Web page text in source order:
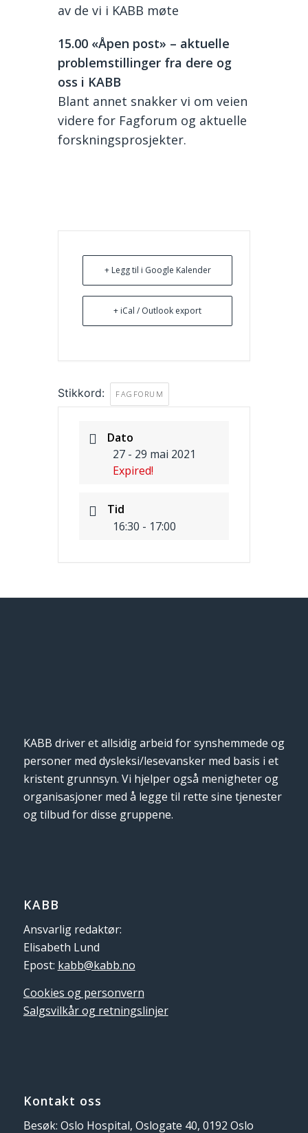
av de vi i KABB møte
15.00 «Åpen post» – aktuelle
problemstillinger fra dere og
oss i KABB
Blant annet snakker vi om veien
videre for Fagforum og aktuelle
forskningsprosjekter.
+ Legg til i Google Kalender
+ iCal / Outlook export
Stikkord: FAGFORUM
Dato
27 - 29 mai 2021
Expired!
Tid
16:30 - 17:00
KABB driver et allsidig arbeid for synshemmede og
personer med dysleksi/lesevansker med basis i et
kristent grunnsyn. Vi hjelper også menigheter og
organisasjoner med å legge til rette sine tjenester
og tilbud for disse gruppene.
KABB
Ansvarlig redaktør:
Elisabeth Lund
Epost: kabb@kabb.no
Cookies og personvern
Salgsvilkår og retningslinjer
Kontakt oss
Besøk: Oslo Hospital, Oslogate 40, 0192 Oslo